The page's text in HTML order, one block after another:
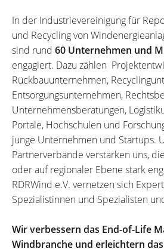
In der Industrievereinigung für
und Recycling von
sind rund 60 Unternehmen und
engagiert. Dazu zählen
Rückbauunternehmen,
Entsorgungsunternehmen,
Unternehmensberatungen,
Portale, Hochschulen und
junge Unternehmen und Startups.
Partnerverbände verstärken uns,
oder auf regionaler Ebene stark
RDRWind e.V. vernetzen sich
Spezialistinnen und Spezialisten
Wir verbessern das End-of-Life
Windbranche und erleichtern